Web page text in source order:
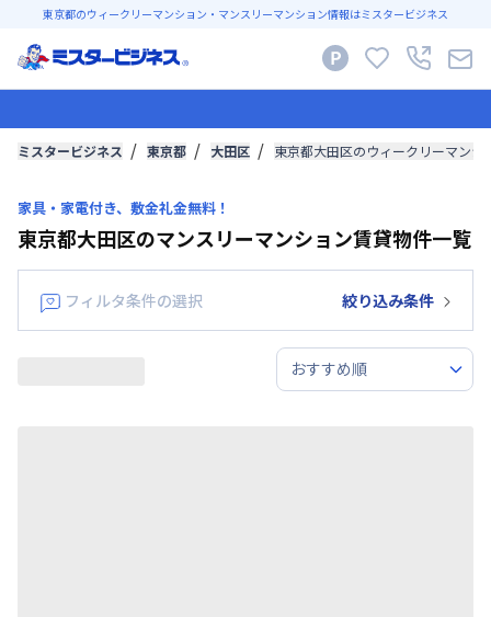
東京都のウィークリーマンション・マンスリーマンション情報はミスタービジネス
ミスタービジネス 東京都 大田区 東京都大田区のウィークリーマン
家具・家電付き、敷金礼金無料！
東京都大田区のマンスリーマンション賃貸物件一覧
フィルタ条件の選択 絞り込み条件